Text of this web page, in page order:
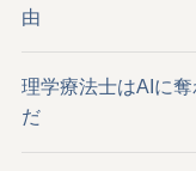
由
理学療法士はAIに
だ